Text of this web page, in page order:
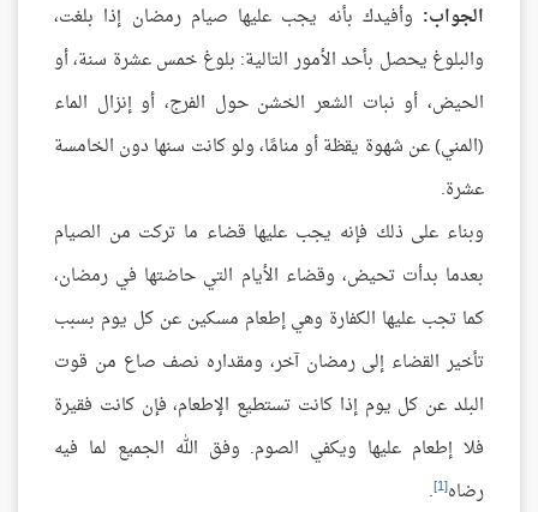
الجواب: وأفيدك بأنه يجب عليها صيام رمضان إذا بلغت،
والبلوغ يحصل بأحد الأمور التالية: بلوغ خمس عشرة سنة، أو
الحيض، أو نبات الشعر الخشن حول الفرج، أو إنزال الماء
(المني) عن شهوة يقظة أو منامًا، ولو كانت سنها دون الخامسة
عشرة.
وبناء على ذلك فإنه يجب عليها قضاء ما تركت من الصيام
بعدما بدأت تحيض، وقضاء الأيام التي حاضتها في رمضان،
كما تجب عليها الكفارة وهي إطعام مسكين عن كل يوم بسبب
تأخير القضاء إلى رمضان آخر، ومقداره نصف صاع من قوت
البلد عن كل يوم إذا كانت تستطيع الإطعام، فإن كانت فقيرة
فلا إطعام عليها ويكفي الصوم. وفق الله الجميع لما فيه
رضاه[1]
.